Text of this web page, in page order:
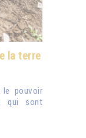
la terre
pouvoir
qui sont